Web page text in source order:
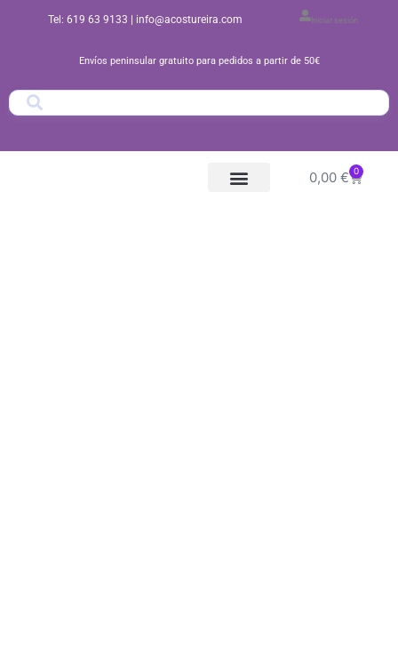
Tel: 619 63 9133 | info@acostureira.com Iniciar sesión
Envíos peninsular gratuito para pedidos a partir de 50€
0,00 € 0
Carrito